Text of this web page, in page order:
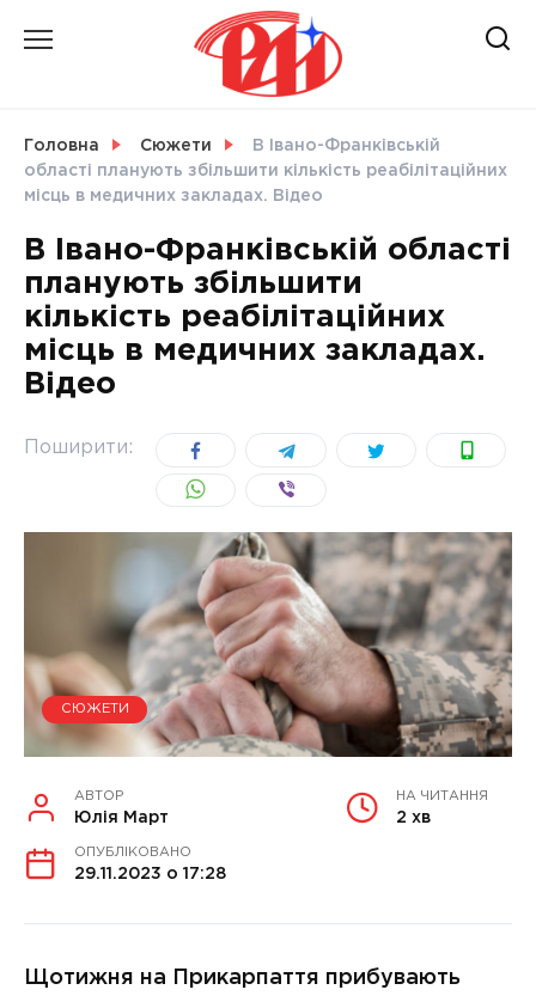
СВІТ
УКРАЇНА
Головна Сюжети
В Івано-Франківській
області планують збільшити кількість реабілітаційних
місць в медичних закладах. Відео
В Івано-Франківській області
планують збільшити
кількість реабілітаційних
місць в медичних закладах.
Відео
Поширити:
СЮЖЕТИ
АВТОР
Юлія Март
НА ЧИТАННЯ
2 хв
ОПУБЛІКОВАНО
29.11.2023 о 17:28
Щотижня на Прикарпаття прибувають